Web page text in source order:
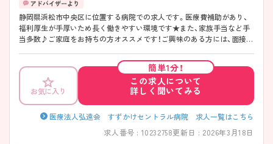
静岡県浜松市中央区に位置する病院での求人です。医療費補助があり、
福利厚生が手厚いため長く働きやすい環境です★また、家族手当など手
当多数♪ご家庭をお持ちの方オススメです！ご興味のある方には、面接対
お気に入り
簡単1分！
この求人について
詳しく聞いてみる
医療法人弘遠会 すずかけセントラル病院 求人一覧はこちら
求人番号 : 10232758更新日 : 2026年3月18日